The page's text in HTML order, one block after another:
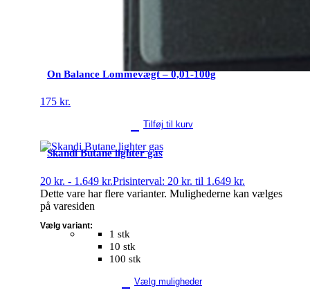
On Balance Lommevægt – 0,01-100g
175 kr.
Tilføj til kurv
Skandi Butane lighter gas
20 kr. - 1.649 kr.Prisinterval: 20 kr. til 1.649 kr.
1 stk
10 stk
100 stk
Vælg variant:
Vælg muligheder
Dette vare har flere varianter. Mulighederne kan vælges
på varesiden